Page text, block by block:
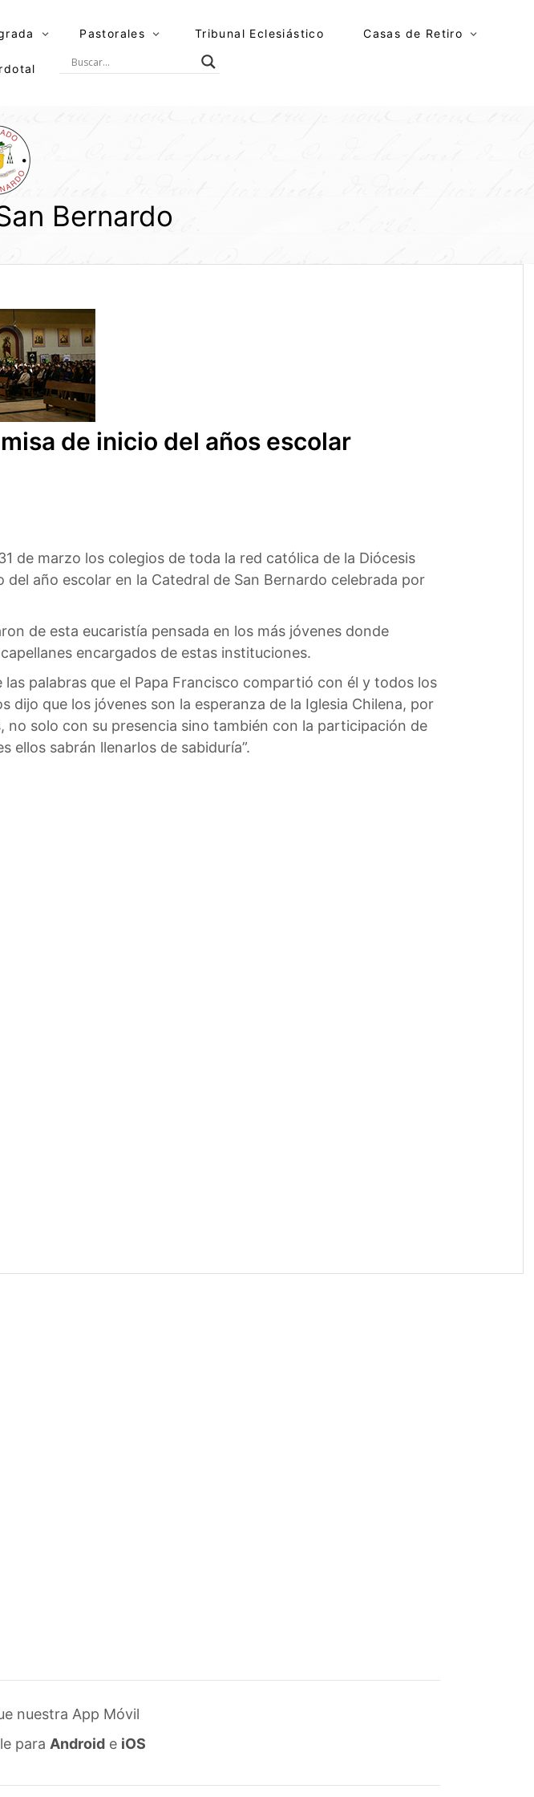
Pastorales Tribunal Eclesiástico Casas de Retiro
Bernardo
de inicio del años escolar
de marzo los colegios de toda la red católica de la Diócesis
año escolar en la Catedral de San Bernardo celebrada por
de esta eucaristía pensada en los más jóvenes donde
encargados de estas instituciones.
palabras que el Papa Francisco compartió con él y todos los
dijo que los jóvenes son la esperanza de la Iglesia Chilena, por
solo con su presencia sino también con la participación de
ellos sabrán llenarlos de sabiduría”.
nuestra App Móvil
para Android e iOS